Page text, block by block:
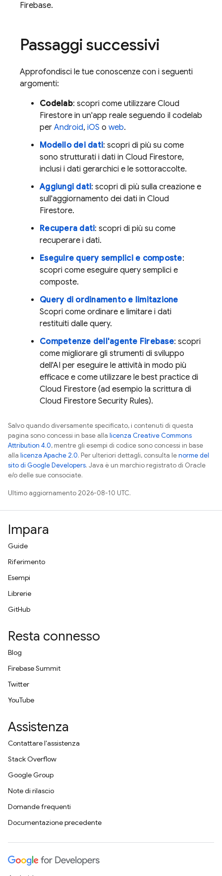
Firebase.
Passaggi successivi
Approfondisci le tue conoscenze con i seguenti
argomenti:
Codelab: scopri come utilizzare Cloud
Firestore in un'app reale seguendo il codelab
per Android, iOS o web.
Modello dei dati: scopri di più su come
sono strutturati i dati in Cloud Firestore,
inclusi i dati gerarchici e le sottoraccolte.
Aggiungi dati: scopri di più sulla creazione e
sull'aggiornamento dei dati in Cloud
Firestore.
Recupera dati: scopri di più su come
recuperare i dati.
Eseguire query semplici e composte:
scopri come eseguire query semplici e
composte.
Query di ordinamento e limitazione
Scopri come ordinare e limitare i dati
restituiti dalle query.
Competenze dell'agente Firebase: scopri
come migliorare gli strumenti di sviluppo
dell'AI per eseguire le attività in modo più
efficace e come utilizzare le best practice di
Cloud Firestore (ad esempio la scrittura di
Cloud Firestore Security Rules).
Salvo quando diversamente specificato, i contenuti di questa
pagina sono concessi in base alla licenza Creative Commons
Attribution 4.0, mentre gli esempi di codice sono concessi in base
alla licenza Apache 2.0. Per ulteriori dettagli, consulta lenorme del
sito di Google Developers. Java è un marchio registrato di Oracle
e/o delle sue consociate.
Ultimo aggiornamento 2026-08-10 UTC.
Impara
Guide
Riferimento
Esempi
Librerie
GitHub
Resta connesso
Blog
Firebase Summit
Twitter
YouTube
Assistenza
Contattare l'assistenza
Stack Overflow
Google Group
Note di rilascio
Domande frequenti
Documentazione precedente